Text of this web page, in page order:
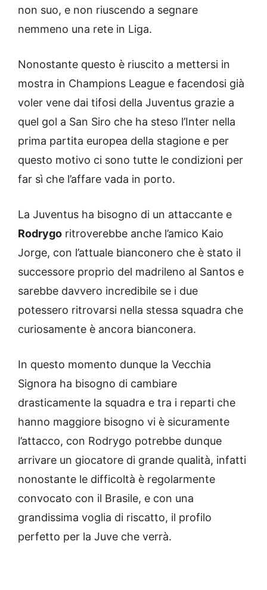
non suo, e non riuscendo a segnare
nemmeno una rete in Liga.
Nonostante questo è riuscito a mettersi in
mostra in Champions League e facendosi già
voler vene dai tifosi della Juventus grazie a
quel gol a San Siro che ha steso l’Inter nella
prima partita europea della stagione e per
questo motivo ci sono tutte le condizioni per
far sì che l’affare vada in porto.
La Juventus ha bisogno di un attaccante e
Rodrygo ritroverebbe anche l’amico Kaio
Jorge, con l’attuale bianconero che è stato il
successore proprio del madrileno al Santos e
sarebbe davvero incredibile se i due
potessero ritrovarsi nella stessa squadra che
curiosamente è ancora bianconera.
In questo momento dunque la Vecchia
Signora ha bisogno di cambiare
drasticamente la squadra e tra i reparti che
hanno maggiore bisogno vi è sicuramente
l’attacco, con Rodrygo potrebbe dunque
arrivare un giocatore di grande qualità, infatti
nonostante le difficoltà è regolarmente
convocato con il Brasile, e con una
grandissima voglia di riscatto, il profilo
perfetto per la Juve che verrà.